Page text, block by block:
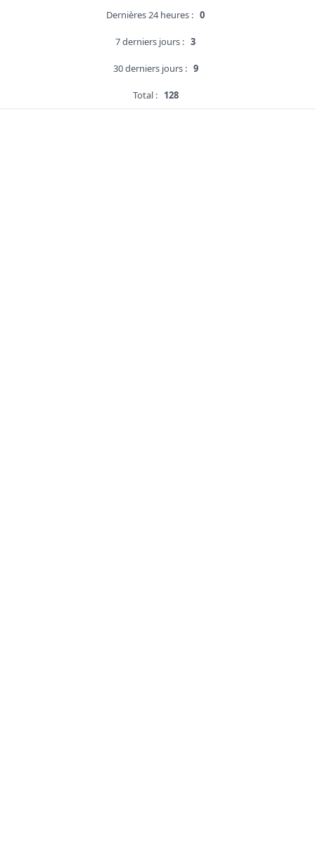
Dernières 24 heures : 0
7 derniers jours : 3
30 derniers jours : 9
Total : 128